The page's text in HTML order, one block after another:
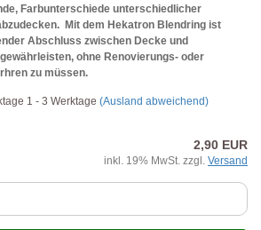
Farbunterschiede unterschiedlicher
Mit dem Hekatron Blendring ist
Abschluss zwischen Decke und
ohne Renovierungs- oder
zu müssen.
1 - 3 Werktage (Ausland abweichend)
2,90 EUR
inkl. 19% MwSt. zzgl. Versand